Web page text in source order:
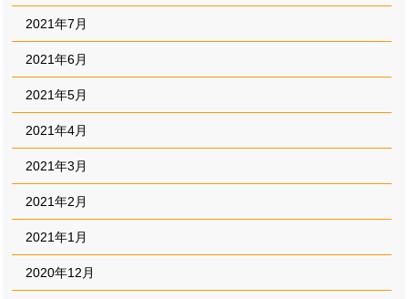
2021年7月
2021年6月
2021年5月
2021年4月
2021年3月
2021年2月
2021年1月
2020年12月